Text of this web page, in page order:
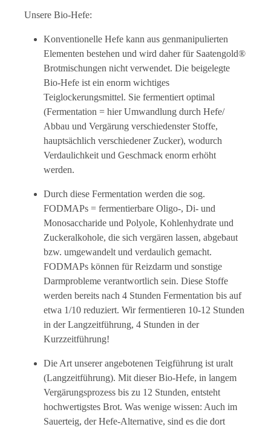
Unsere Bio-Hefe:
Konventionelle Hefe kann aus genmanipulierten
Elementen bestehen und wird daher für Saatengold®
Brotmischungen nicht verwendet. Die beigelegte
Bio-Hefe ist ein enorm wichtiges
Teiglockerungsmittel. Sie fermentiert optimal
(Fermentation = hier Umwandlung durch Hefe/
Abbau und Vergärung verschiedenster Stoffe,
hauptsächlich verschiedener Zucker), wodurch
Verdaulichkeit und Geschmack enorm erhöht
werden.
Durch diese Fermentation werden die sog.
FODMAPs = fermentierbare Oligo-, Di- und
Monosaccharide und Polyole, Kohlenhydrate und
Zuckeralkohole, die sich vergären lassen, abgebaut
bzw. umgewandelt und verdaulich gemacht.
FODMAPs können für Reizdarm und sonstige
Darmprobleme verantwortlich sein. Diese Stoffe
werden bereits nach 4 Stunden Fermentation bis auf
etwa 1/10 reduziert. Wir fermentieren 10-12 Stunden
in der Langzeitführung, 4 Stunden in der
Kurzzeitführung!
Die Art unserer angebotenen Teigführung ist uralt
(Langzeitführung). Mit dieser Bio-Hefe, in langem
Vergärungsprozess bis zu 12 Stunden, entsteht
hochwertigstes Brot. Was wenige wissen: Auch im
Sauerteig, der Hefe-Alternative, sind es die dort